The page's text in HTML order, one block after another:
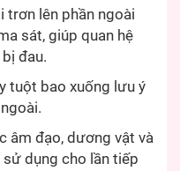
trơn lên phần ngoài
sát, giúp quan hệ
đau.
tuột bao xuống lưu ý
âm đạo, dương vật và
dụng cho lần tiếp